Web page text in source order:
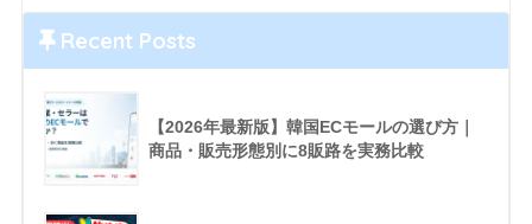
Recent Posts
【2026年最新版】韓国ECモールの選び方｜
商品・販売形態別に8販路を実務比較